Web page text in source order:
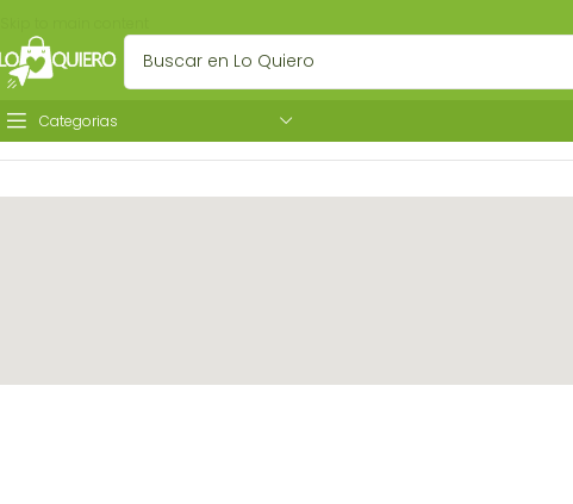
Categorias